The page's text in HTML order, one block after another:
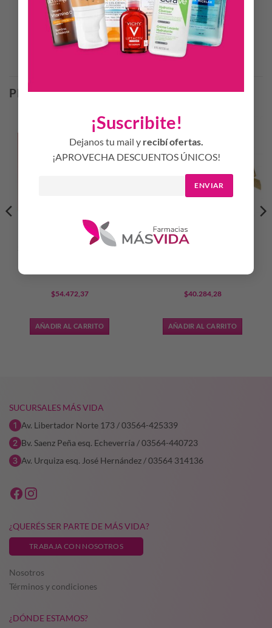
¡Suscribite!
Dejanos tu mail y recibí ofertas.
¡APROVECHA DESCUENTOS ÚNICOS!
ENVIAR
Productos Relacionados
PRODUCTOS RELACIONADOS
SARKANY DRAGONESS LE
$54.472,37
AÑADIR AL CARRITO
$40.284,28
AÑADIR AL CARRITO
SUCURSALES MÁS VIDA
Av. Libertador Norte 173 / 03564-425339
Bv. Saenz Peña esq. Echeverría / 03564-440723
Av. Urquiza esq. José Hernández / 03564 314136
¿QUERÉS SER PARTE DE MÁS VIDA?
TRABAJA CON NOSOTROS
Nosotros
Términos y condiciones
¿DÓNDE ESTAMOS?